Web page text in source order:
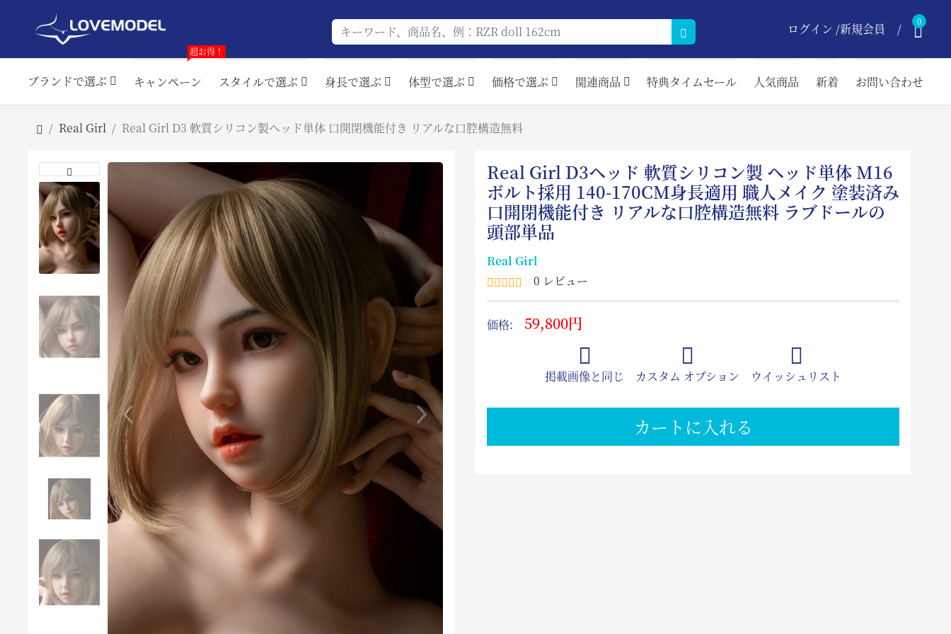
ログイン /新規会員 0
ブランドで選ぶ キャンペーン
超お得！
スタイルで選ぶ 身長で選ぶ 体型で選ぶ 価格で選ぶ 関連商品 特典タイムセール 人気商品 新着 お問い合わせ
Real Girl Real Girl D3 軟質シリコン製ヘッド単体 口開閉機能付き リアルな口腔構造無料
Real Girl D3ヘッド 軟質シリコン製 ヘッド単体 M16
ボルト採用 140-170CM身長適用 職人メイク 塗装済み
口開閉機能付き リアルな口腔構造無料 ラブドールの
頭部単品
Real Girl
0 レビュー
価格: 59,800円
掲載画像と同じ カスタム オプション ウイッシュリスト
カートに入れる